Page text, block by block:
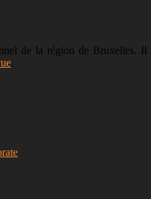
de la région de Bruxelles. Il
.